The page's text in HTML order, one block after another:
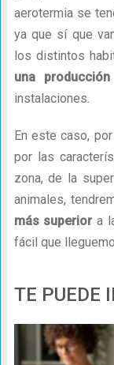
aerotermia se
ya que sí que
los distintos
una
instalaciones.
En este caso,
por las
zona, de la
animales,
más superiora
fácil que
TE PUEDE